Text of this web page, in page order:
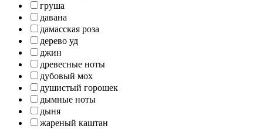
груша
давана
дамасская роза
дерево уд
джин
древесные ноты
дубовый мох
душистый горошек
дымные ноты
дыня
жареный каштан